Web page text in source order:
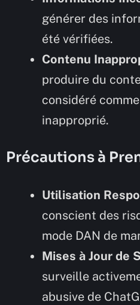
générer des
été vérifiées.
Contenu
produire du
considéré
inapproprié.
Précautions à
Utilisation
conscient des
mode DAN de
Mises à Jour de
surveille
abusive de